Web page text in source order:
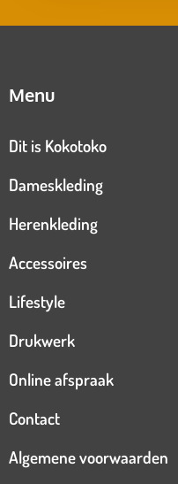
Menu
Dit is Kokotoko
Dameskleding
Herenkleding
Accessoires
Lifestyle
Drukwerk
Online afspraak
Contact
Algemene voorwaarden